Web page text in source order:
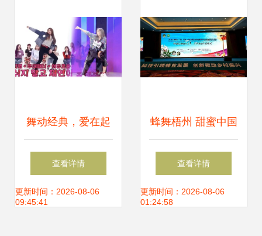
舞动经典，爱在起
点 李彩演再现随机
舞蹈的魅力
查看详情
更新时间：2026-08-06
09:45:41
蜂舞梧州 甜蜜中国
——2021年中国蜂
业博览会暨全国蜂
查看详情
更新时间：2026-08-06
01:24:58